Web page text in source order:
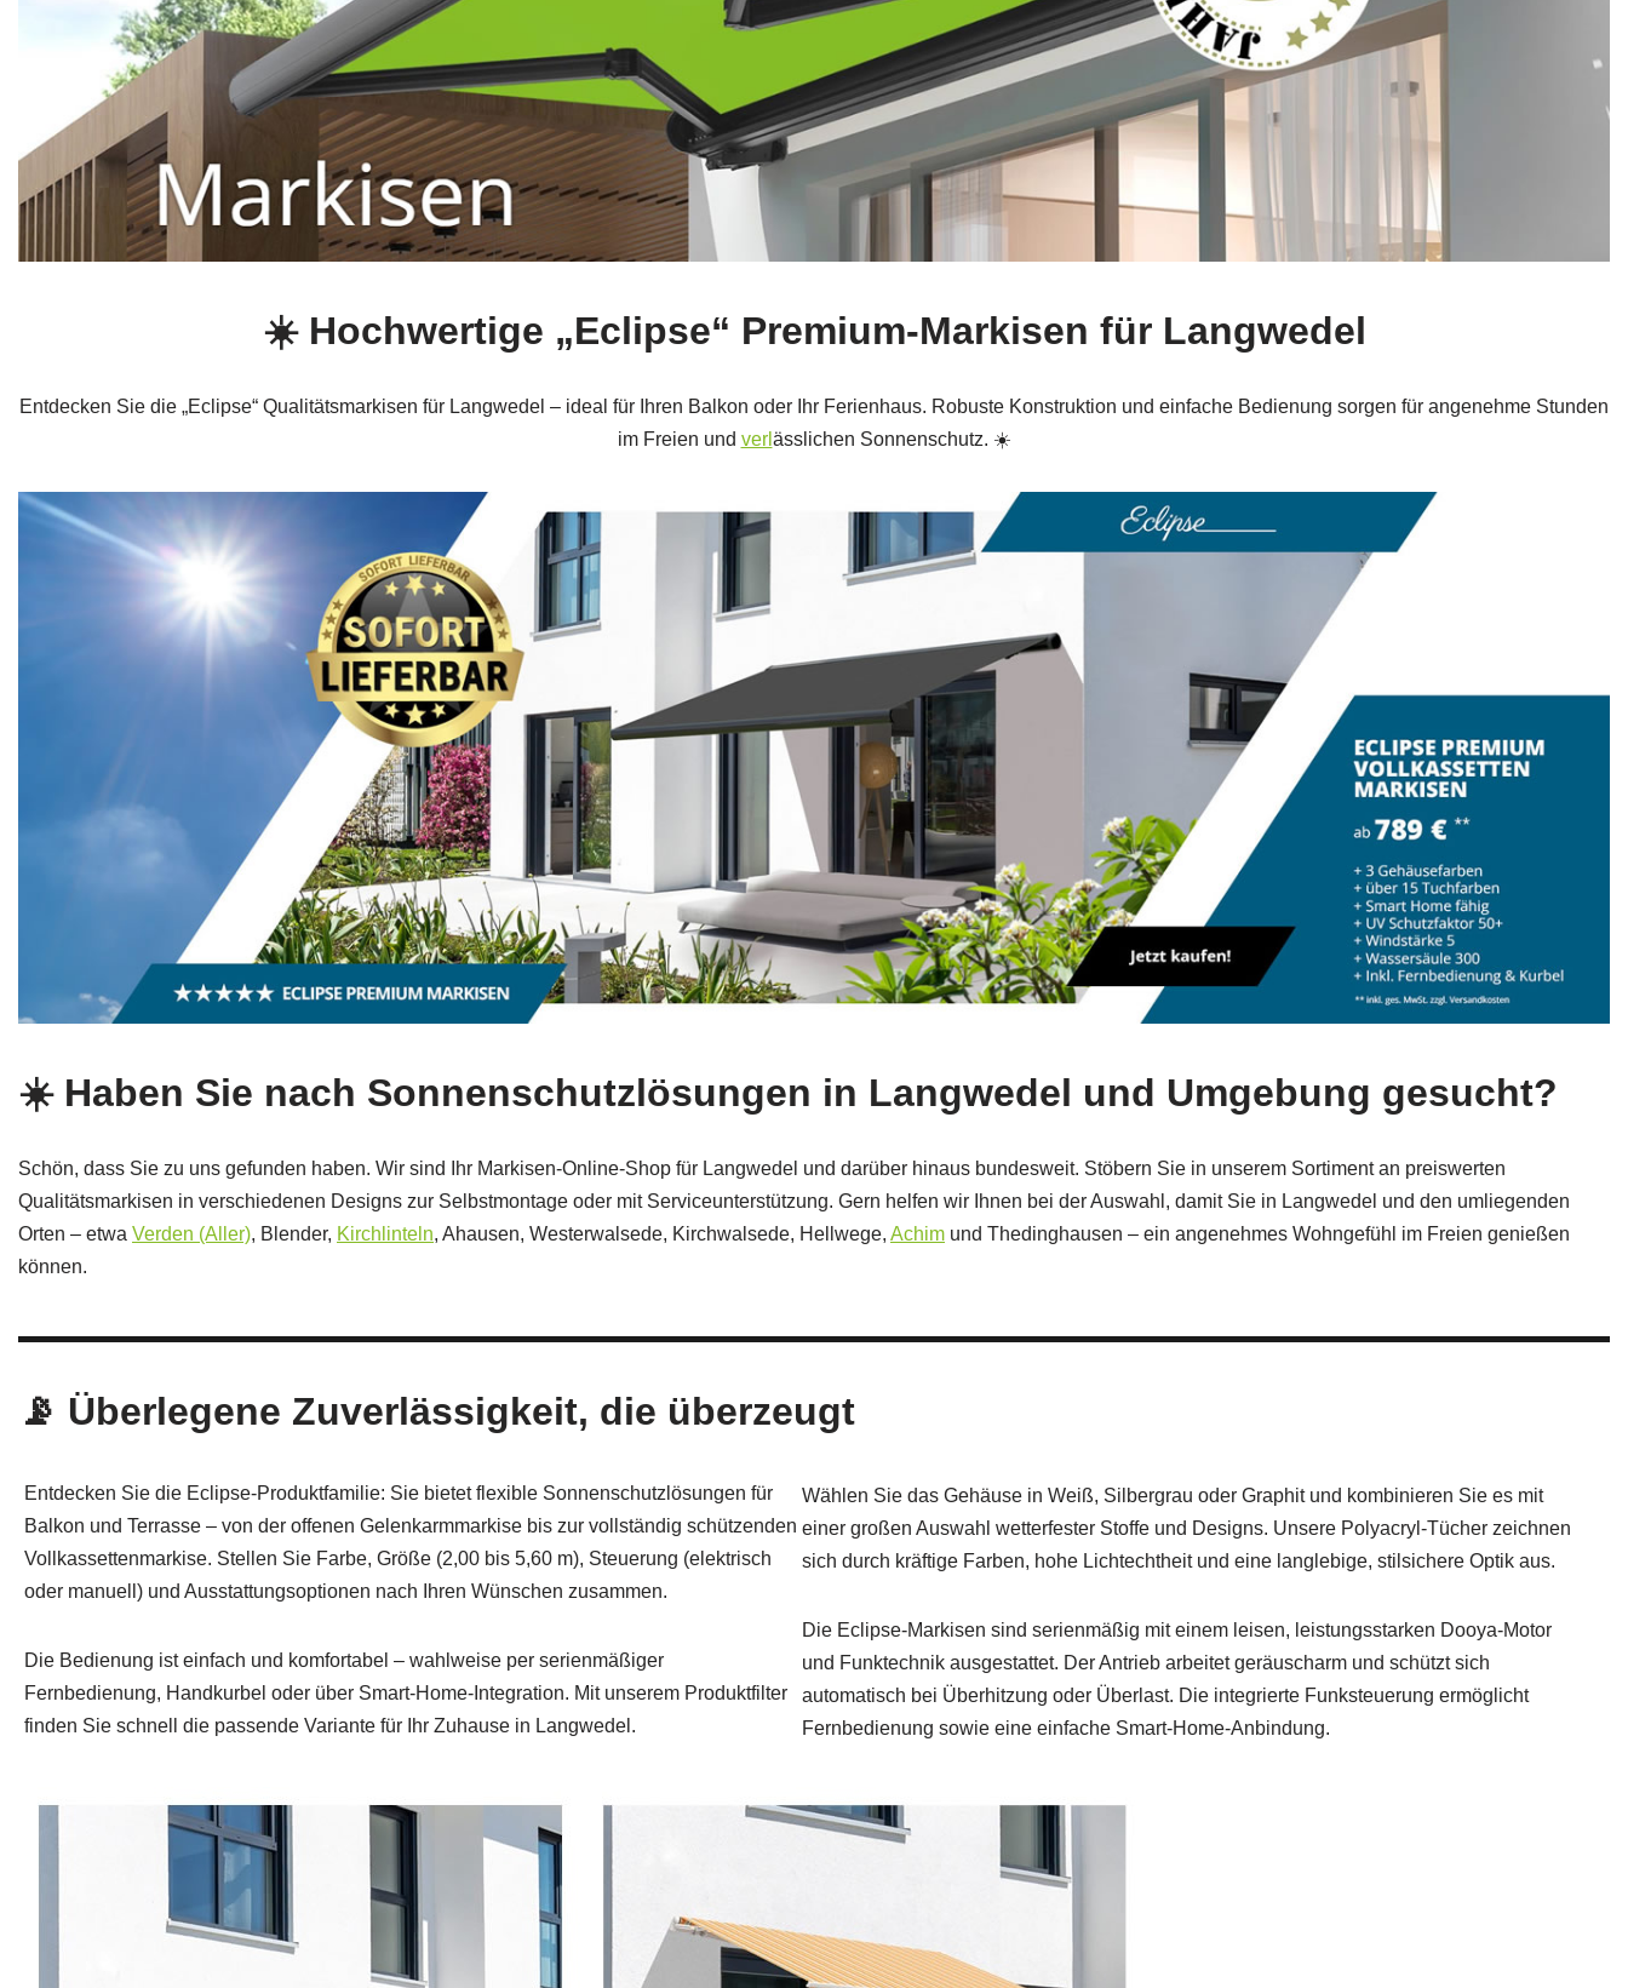
☀️ Hochwertige „Eclipse“ Premium-Markisen für Langwedel
Entdecken Sie die „Eclipse“ Qualitätsmarkisen für Langwedel – ideal für Ihren Balkon oder Ihr Ferienhaus. Robuste Konstruktion und einfache Bedienung sorgen für angenehme Stunden
im Freien und verl ässlichen Sonnenschutz. ☀️
☀️ Haben Sie nach Sonnenschutzlösungen in Langwedel und Umgebung gesucht?
Schön, dass Sie zu uns gefunden haben. Wir sind Ihr Markisen-Online-Shop für Langwedel und darüber hinaus bundesweit. Stöbern Sie in unserem Sortiment an preiswerten
Qualitätsmarkisen in verschiedenen Designs zur Selbstmontage oder mit Serviceunterstützung. Gern helfen wir Ihnen bei der Auswahl, damit Sie in Langwedel und den umliegenden
Orten – etwa Verden (Aller), Blender, Kirchlinteln, Ahausen, Westerwalsede, Kirchwalsede, Hellwege, Achim und Thedinghausen – ein angenehmes Wohngefühl im Freien genießen
können.
📡 Überlegene Zuverlässigkeit, die überzeugt
Entdecken Sie die Eclipse-Produktfamilie: Sie bietet flexible Sonnenschutzlösungen für
Balkon und Terrasse – von der offenen Gelenkarmmarkise bis zur vollständig schützenden
Vollkassettenmarkise. Stellen Sie Farbe, Größe (2,00 bis 5,60 m), Steuerung (elektrisch
oder manuell) und Ausstattungsoptionen nach Ihren Wünschen zusammen.
Die Bedienung ist einfach und komfortabel – wahlweise per serienmäßiger
Fernbedienung, Handkurbel oder über Smart-Home-Integration. Mit unserem Produktfilter
finden Sie schnell die passende Variante für Ihr Zuhause in Langwedel.
Wählen Sie das Gehäuse in Weiß, Silbergrau oder Graphit und kombinieren Sie es mit
einer großen Auswahl wetterfester Stoffe und Designs. Unsere Polyacryl-Tücher zeichnen
sich durch kräftige Farben, hohe Lichtechtheit und eine langlebige, stilsichere Optik aus.
Die Eclipse-Markisen sind serienmäßig mit einem leisen, leistungsstarken Dooya-Motor
und Funktechnik ausgestattet. Der Antrieb arbeitet geräuscharm und schützt sich
automatisch bei Überhitzung oder Überlast. Die integrierte Funksteuerung ermöglicht
Fernbedienung sowie eine einfache Smart-Home-Anbindung.